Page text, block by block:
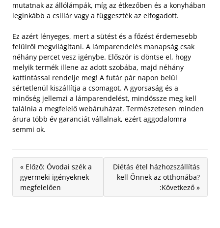
mutatnak az állólámpák, míg az étkezőben és a konyhában
leginkább a csillár vagy a függeszték az elfogadott.
Ez azért lényeges, mert a sütést és a főzést érdemesebb
felülről megvilágítani. A lámparendelés manapság csak
néhány percet vesz igénybe. Először is döntse el, hogy
melyik termék illene az adott szobába, majd néhány
kattintással rendelje meg! A futár pár napon belül
sértetlenül kiszállítja a csomagot. A gyorsaság és a
minőség jellemzi a lámparendelést, mindössze meg kell
találnia a megfelelő webáruházat. Természetesen minden
árura több év garanciát vállalnak, ezért aggodalomra
semmi ok.
« Előző: Óvodai szék a
gyermeki igényeknek
megfelelően
Diétás étel házhozszállítás
kell Önnek az otthonába?
:Következő »